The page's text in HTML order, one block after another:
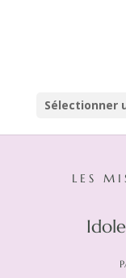
Sélectionner
LES